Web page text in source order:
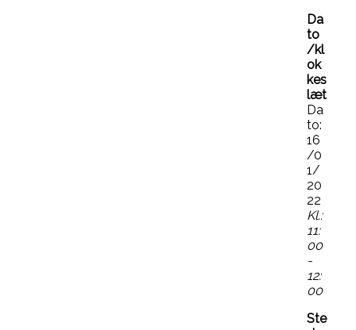
Da
to
/kl
ok
kes
læt
Da
to:
16
/0
1/
20
22
Kl.:
11:
00
-
12:
00
Ste